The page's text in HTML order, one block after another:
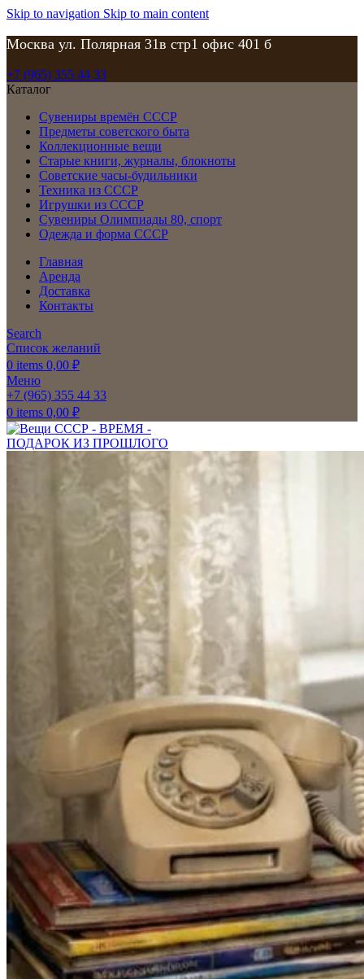
Skip to navigation Skip to main content
Москва ул. Полярная 31в стр1 офис 401 б
+7 (965) 355 44 33
Каталог
Сувениры времён СССР
Предметы советского быта
Коллекционные вещи
Старые книги, журналы, блокноты
Советские часы-будильники
Техника из СССР
Игрушки из СССР
Сувениры Олимпиады 80, спорт
Одежда и форма СССР
Главная
Аренда
Доставка
Контакты
Search
Список желаний
0 items 0,00 ₽
Меню
+7 (965) 355 44 33
0 items 0,00 ₽